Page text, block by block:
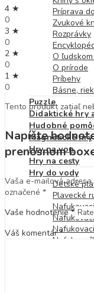
Príprava
Zvukové
Rozprávky
O
O prírode
Príbehy
Básne,
Puzzle
Didaktické hry
Hudobné
Magnetické hry
Hry na von
Hry na cesty
Hry do vody
Detské
Plavecké
4 ★
0
3 ★
0
2 ★
0
1 ★
0
Tento produkt zatiaľ
Napíšte
prenosnom
Vaša e-mailová
označené *
Vaše hodnotenie*
Váš komentár*